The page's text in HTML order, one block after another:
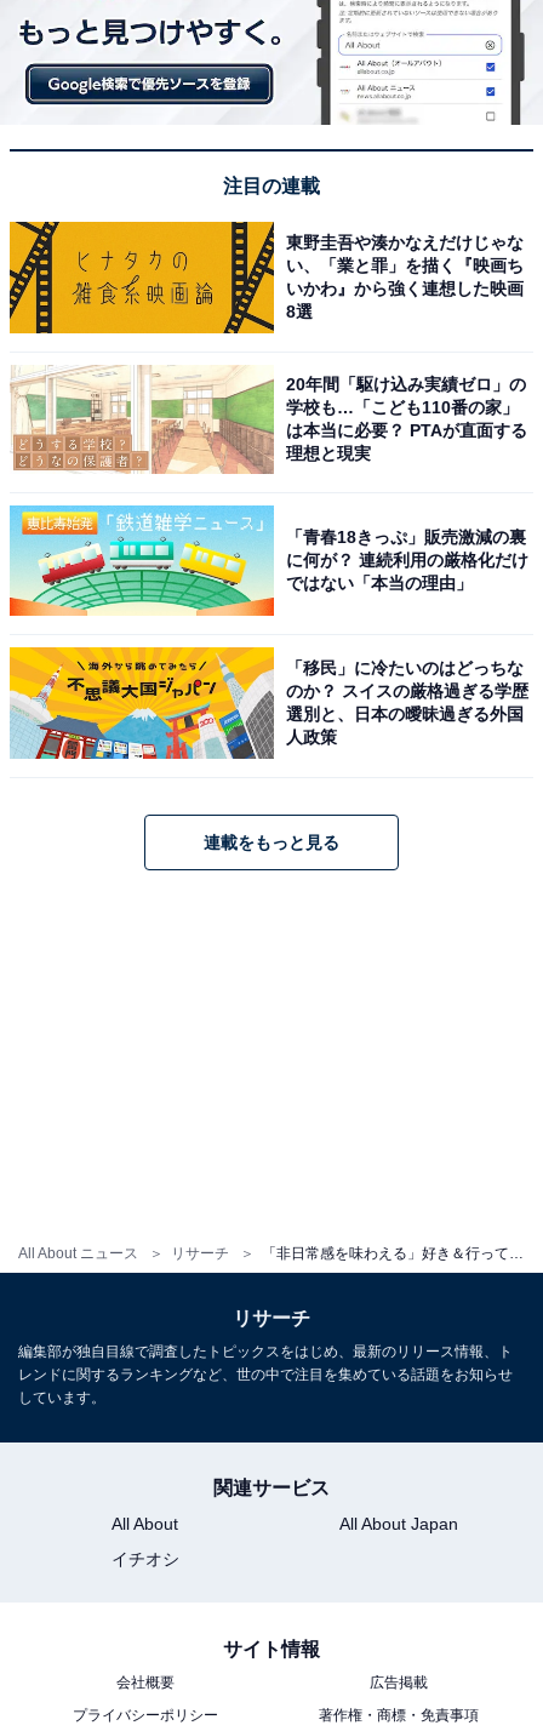
All About ニュース リサーチ
1位：すすきの（札幌市）／155票
圧倒的な得票数で1位に輝いたのは、札幌市の「すすき
の」です。日本三大歓楽街の1つに数えられ、数千軒も
ではすすきの会場として氷彫刻が並ぶなど、季節ごとの
に満ちあふれる北海道最大の繁華街です。
回答者コメント
「すすきのは、北海道を代表する繁華街として有名
で、一度は実際に歩いてみたいと思っています。飲
食店や観光スポットも多く、夜の雰囲気を楽しみな
がら食べ歩きや観光ができそうな点に魅力を感じま
した」(20代男性／沖縄県)
「歓楽街として有名ですが、周辺にはラーメン店や
スイーツ店、土産店も多く、昼間は家族連れでも歩
きやすい雰囲気があり、子どもと一緒にグルメ巡り
を楽しめそうだからです」(30代女性／埼玉県)
「北海道では非常に有名な観光名所で飲み屋などで
賑わっており非日常感を味わえるから」(30代女性
注目の連載
東野圭吾や湊かなえだけじゃな
い、「業と罪」を描く『映画ち
いかわ』から強く連想した映画
8選
20年間「駆け込み実績ゼロ」の
学校も…「こども110番の家」
は本当に必要？ PTAが直面する
理想と現実
「青春18きっぷ」販売激減の裏
に何が？ 連続利用の厳格化だけ
ではない「本当の理由」
「移民」に冷たいのはどっちな
のか？ スイスの厳格過ぎる学歴
選別と、日本の曖昧過ぎる外国
人政策
連載をもっと見る
リサーチ
編集部が独自目線で調査したトピックスをはじめ、最新のリリース情報、ト
レンドに関するランキングなど、世の中で注目を集めている話題をお知らせ
しています。
関連サービス
All About
All About Japan
イチオシ
サイト情報
会社概要
広告掲載
プライバシーポリシー
著作権・商標・免責事項